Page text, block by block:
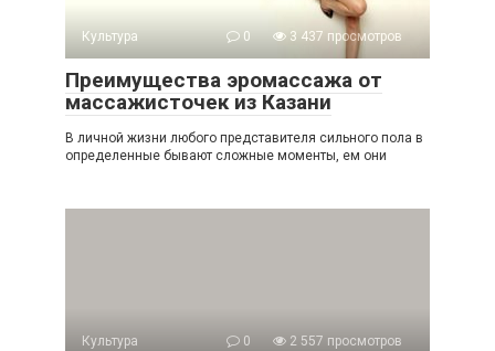
Культура 0 3 437 просмотров
Преимущества эромассажа от
массажисточек из Казани
В личной жизни любого представителя сильного пола в
определенные бывают сложные моменты, ем они
Культура 0 2 557 просмотров